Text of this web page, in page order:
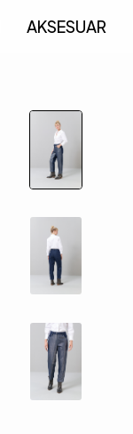
AKSESUAR